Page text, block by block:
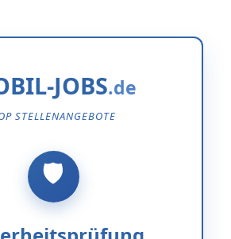
JOBS
STELLENANGEBOTE